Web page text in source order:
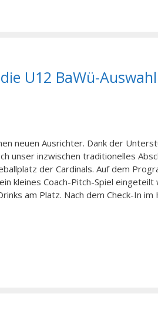
U12 BaWü-Auswahl
neuen Ausrichter. Dank der
unser inzwischen traditionelles
der Cardinals. Auf dem
kleines Coach-Pitch-Spiel eingeteilt
am Platz. Nach dem Check-In im